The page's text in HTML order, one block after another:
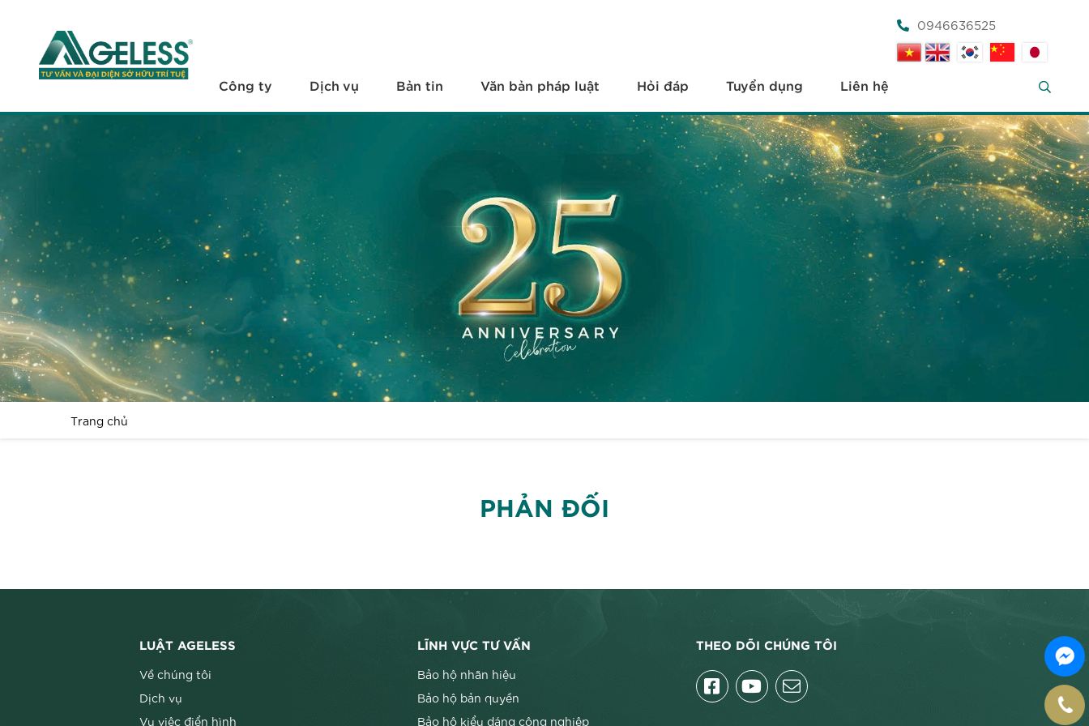
Dịch vụ
Hỏi đáp
Tuyển dụng
Liên hệ
0946636525
Công ty Dịch vụ Bản tin Văn bản pháp luật Hỏi đáp Tuyển dụng Liên hệ
Trang chủ
PHẢN ĐỐI
LUẬT AGELESS
Về chúng tôi
Dịch vụ
Vụ việc điển hình
LĨNH VỰC TƯ VẤN
Bảo hộ nhãn hiệu
Bảo hộ bản quyền
Bảo hộ kiểu dáng công nghiệp
THEO DÕI CHÚNG TÔI